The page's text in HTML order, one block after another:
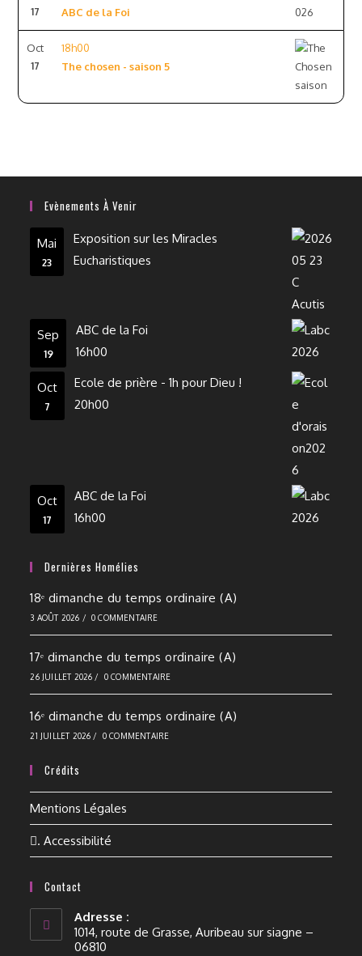
17
ABC de la Foi
Oct
17
18h00
The chosen - saison 5
Evènements À Venir
Mai
23
Exposition sur les Miracles
Eucharistiques
Sep
19
ABC de la Foi
16h00
Oct
7
Ecole de prière - 1h pour Dieu !
20h00
Oct
17
ABC de la Foi
16h00
Dernières Homélies
18ᵉ dimanche du temps ordinaire (A)
3 AOÛT 2026 / 0 COMMENTAIRE
17ᵉ dimanche du temps ordinaire (A)
26 JUILLET 2026 / 0 COMMENTAIRE
16ᵉ dimanche du temps ordinaire (A)
21 JUILLET 2026 / 0 COMMENTAIRE
Crédits
Mentions Légales
. Accessibilité
Contact
Adresse :
1014, route de Grasse, Auribeau sur siagne –
06810